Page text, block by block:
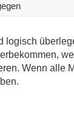
logisch
Wenn alle